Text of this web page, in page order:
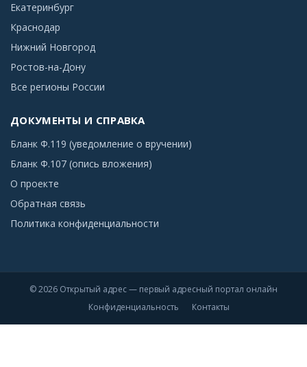
Екатеринбург
Краснодар
Нижний Новгород
Ростов-на-Дону
Все регионы России
ДОКУМЕНТЫ И СПРАВКА
Бланк Ф.119 (уведомление о вручении)
Бланк Ф.107 (опись вложения)
О проекте
Обратная связь
Политика конфиденциальности
© 2026 Открытый адрес — первый адресный портал онлайн
Конфиденциальность
Контакты